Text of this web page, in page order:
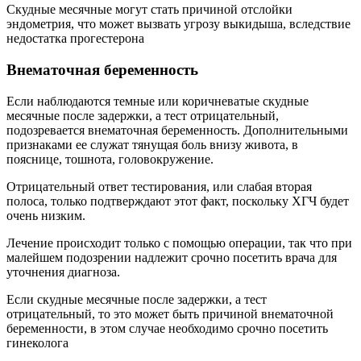
Скудные месячные могут стать причиной отслойки
эндометрия, что может вызвать угрозу выкидыша, вследствие
недостатка прогестерона
Внематочная беременность
Если наблюдаются темные или коричневатые скудные
месячные после задержки, а тест отрицательный,
подозревается внематочная беременность. Дополнительными
признаками ее служат тянущая боль внизу живота, в
пояснице, тошнота, головокружение.
Отрицательный ответ тестирования, или слабая вторая
полоса, только подтверждают этот факт, поскольку ХГЧ будет
очень низким.
Лечение происходит только с помощью операции, так что при
малейшем подозрении надлежит срочно посетить врача для
уточнения диагноза.
Если скудные месячные после задержки, а тест
отрицательный, то это может быть причиной внематочной
беременности, в этом случае необходимо срочно посетить
гинеколога